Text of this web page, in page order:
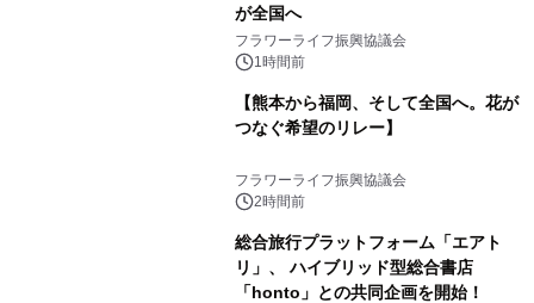
が全国へ
フラワーライフ振興協議会
1時間前
【熊本から福岡、そして全国へ。花が
つなぐ希望のリレー】
フラワーライフ振興協議会
2時間前
総合旅行プラットフォーム「エアト
リ」、 ハイブリッド型総合書店
「honto」との共同企画を開始！